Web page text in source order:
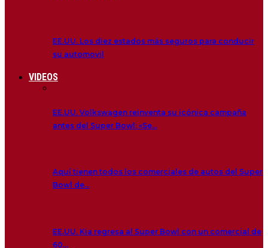
EE.UU. Los diez estados más seguros para conducir
su automovil
VIDEOS
EE.UU. Volkswagen reinventa su icónica campaña
antes del Super Bowl: «Se…
Aquí tienen todos los comerciales de autos del Super
Bowl de…
EE.UU. Kia regresa al Super Bowl con un comercial de
60…